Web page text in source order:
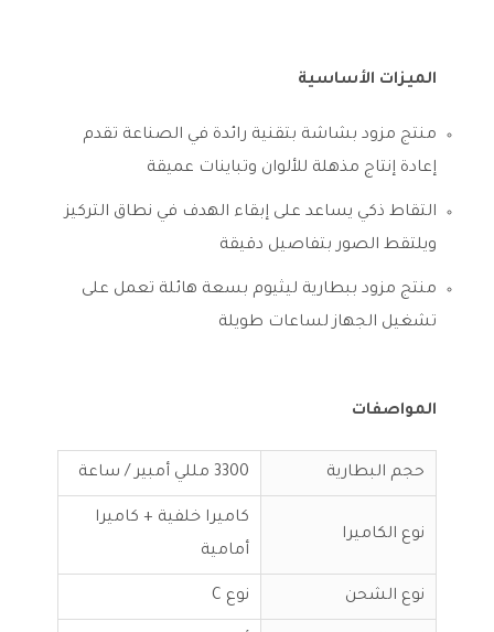
الميزات الأساسية
منتج مزود بشاشة بتقنية رائدة في الصناعة تقدم
إعادة إنتاج مذهلة للألوان وتباينات عميقة
التقاط ذكي يساعد على إبقاء الهدف في نطاق التركيز
ويلتقط الصور بتفاصيل دقيقة
منتج مزود ببطارية ليثيوم بسعة هائلة تعمل على
تشغيل الجهاز لساعات طويلة
المواصفات
حجم البطارية 3300 مللي أمبير / ساعة
نوع الكاميرا
كاميرا خلفية + كاميرا
أمامية
نوع الشحن نوع C